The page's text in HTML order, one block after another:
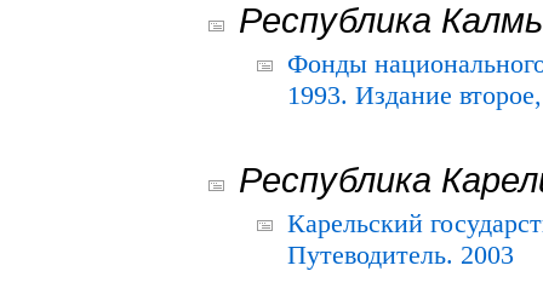
Республика
Фонды
1993. Издание
Республика
Карельский
Путеводитель. 2003